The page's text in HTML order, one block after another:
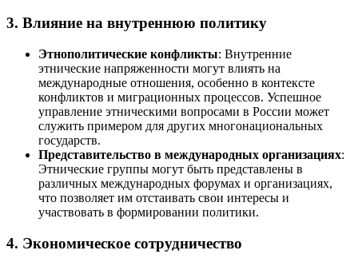
3. Влияние на внутреннюю политику
Этнополитические конфликты: Внутренние
этнические напряженности могут влиять на
международные отношения, особенно в контексте
конфликтов и миграционных процессов. Успешное
управление этническими вопросами в России может
служить примером для других многонациональных
государств.
Представительство в международных организациях:
Этнические группы могут быть представлены в
различных международных форумах и организациях,
что позволяет им отстаивать свои интересы и
участвовать в формировании политики.
4. Экономическое сотрудничество